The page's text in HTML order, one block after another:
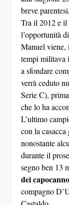
breve
Tra il 2012 e il
l’opportunità
Manuel
tempi militava
a sfondare
verrà ceduto
Serie C),
che lo ha
L’ultimo
con la
nonostante
durante il
segno ben 13
dei
compagno
Castaldo.